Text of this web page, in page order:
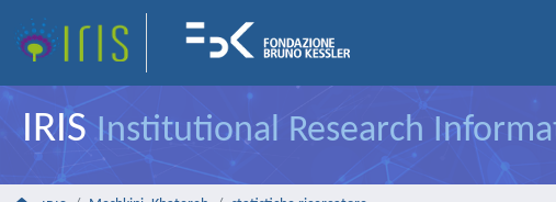
IRISInstitutional Research